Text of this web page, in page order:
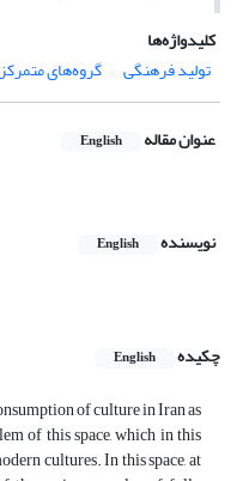
کلیدواژه‌ها
تولید فرهنگی
گروه‌های متمرکز
عنوان مقاله English
نویسنده English
چکیده
English
of culture in Iran as
of this space, which in this
cultures. In this space, at